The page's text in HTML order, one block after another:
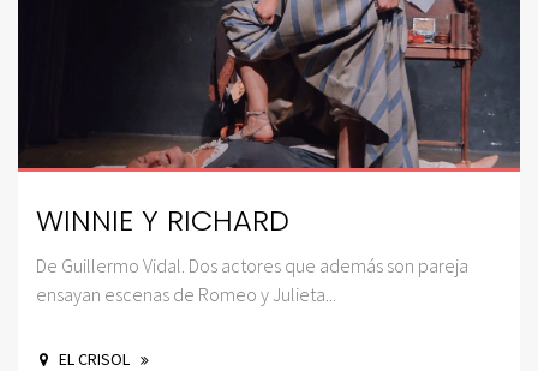
WINNIE Y RICHARD
De Guillermo Vidal. Dos actores que además son pareja
ensayan escenas de Romeo y Julieta...
EL CRISOL